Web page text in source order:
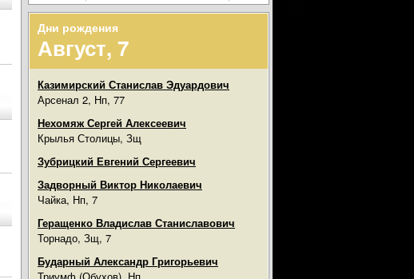
Дни рождения
Август, 7
Казимирский Станислав Эдуардович
Арсенал 2, Нп, 77
Нехомяж Сергей Алексеевич
Крылья Столицы, Зщ
Зубрицкий Евгений Сергеевич
Задворный Виктор Николаевич
Чайка, Нп, 7
Геращенко Владислав Станиславович
Торнадо, Зщ, 7
Бударный Александр Григорьевич